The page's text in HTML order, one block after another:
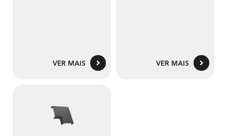
VER MAIS VER MAIS